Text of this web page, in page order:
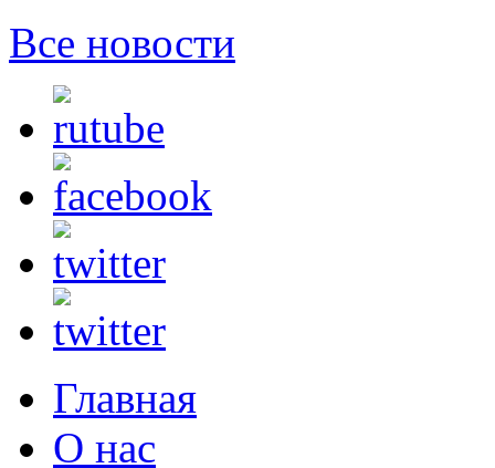
Все новости
Главная
О нас